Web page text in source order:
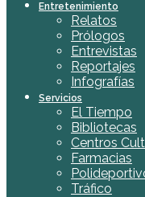
Entretenimiento
Relatos
Prólogos
Entrevistas
Reportajes
Infografías
Servicios
El Tiempo
Bibliotecas
Centros
Farmacias
Tráfico